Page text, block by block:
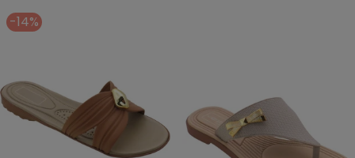
-14%